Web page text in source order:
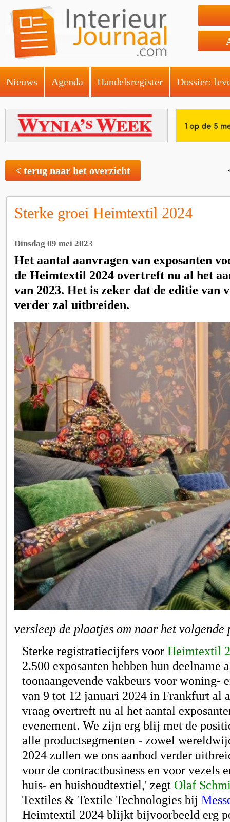
Nieuws Agenda Handelsregister Dossier:
< terug naar het overzicht
Sterke groei Heimtextil 2024
Dinsdag 09 mei 2023
Het aantal aanvragen van exposanten
de Heimtextil 2024 overtreft nu al het
van 2023. Het is zeker dat de editie van
verder zal uitbreiden.
versleep de plaatjes om naar het
Sterke registratiecijfers voor Heimtextil
2.500 exposanten hebben hun deelname
toonaangevende vakbeurs voor woning-
van 9 tot 12 januari 2024 in Frankfurt al
vraag overtreft nu al het aantal
evenement. We zijn erg blij met de
alle productsegmenten - zowel
2024 zullen we ons aanbod verder
voor de contractbusiness en voor vezels
huis- en huishoudtextiel,' zegt Olaf
Textiles & Textile Technologies bij
Heimtextil 2024 blijkt bijvoorbeeld erg